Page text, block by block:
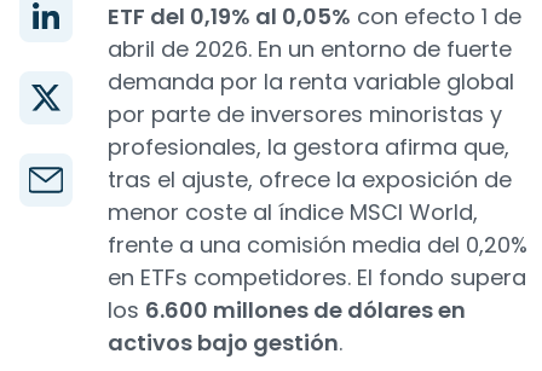
ETF del 0,19% al 0,05% con efecto 1 de
abril de 2026. En un entorno de fuerte
demanda por la renta variable global
por parte de inversores minoristas y
profesionales, la gestora afirma que,
tras el ajuste, ofrece la exposición de
menor coste al índice MSCI World,
frente a una comisión media del 0,20%
en ETFs competidores. El fondo supera
los 6.600 millones de dólares en
activos bajo gestión.